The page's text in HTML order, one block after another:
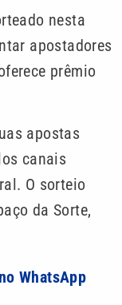
nesta
apostadores
prêmio
apostas
canais
O sorteio
da Sorte,
WhatsApp